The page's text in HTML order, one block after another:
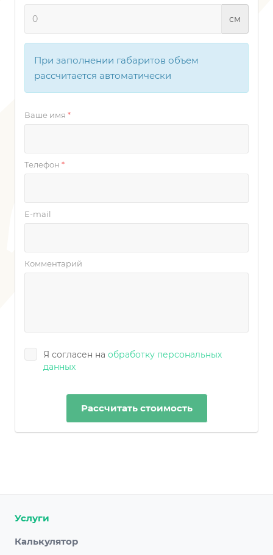
см
При заполнении габаритов объем
рассчитается автоматически
Ваше имя *
Телефон *
E-mail
Комментарий
Я согласен на обработку персональных
данных
Рассчитать стоимость
Услуги
Калькулятор